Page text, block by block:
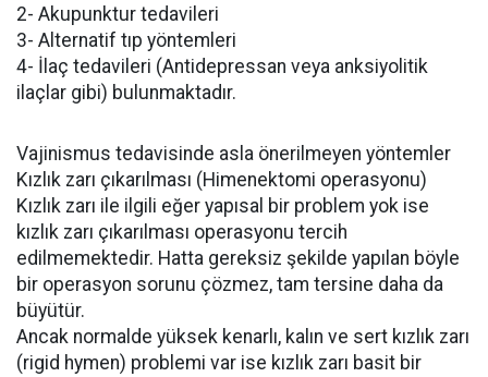
2- Akupunktur tedavileri
3- Alternatif tıp yöntemleri
4- İlaç tedavileri (Antidepressan veya anksiyolitik
ilaçlar gibi) bulunmaktadır.
Vajinismus tedavisinde asla önerilmeyen yöntemler
Kızlık zarı çıkarılması (Himenektomi operasyonu)
Kızlık zarı ile ilgili eğer yapısal bir problem yok ise
kızlık zarı çıkarılması operasyonu tercih
edilmemektedir. Hatta gereksiz şekilde yapılan böyle
bir operasyon sorunu çözmez, tam tersine daha da
büyütür.
Ancak normalde yüksek kenarlı, kalın ve sert kızlık zarı
(rigid hymen) problemi var ise kızlık zarı basit bir